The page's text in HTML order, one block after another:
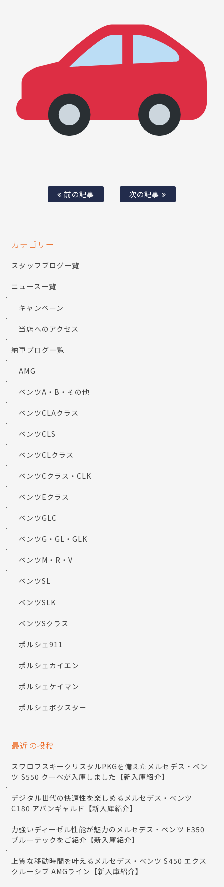
前の記事 次の記事
カテゴリー
スタッフブログ一覧
ニュース一覧
キャンペーン
当店へのアクセス
納車ブログ一覧
AMG
ベンツA・B・その他
ベンツCLAクラス
ベンツCLS
ベンツCLクラス
ベンツCクラス・CLK
ベンツEクラス
ベンツGLC
ベンツG・GL・GLK
ベンツM・R・V
ベンツSL
ベンツSLK
ベンツSクラス
ポルシェ911
ポルシェカイエン
ポルシェケイマン
ポルシェボクスター
最近の投稿
スワロフスキークリスタルPKGを備えたメルセデス・ベン
ツ S550 クーペが入庫しました【新入庫紹介】
デジタル世代の快適性を楽しめるメルセデス・ベンツ
C180 アバンギャルド【新入庫紹介】
力強いディーゼル性能が魅力のメルセデス・ベンツ E350
ブルーテックをご紹介【新入庫紹介】
上質な移動時間を叶えるメルセデス・ベンツ S450 エクス
クルーシブ AMGライン【新入庫紹介】